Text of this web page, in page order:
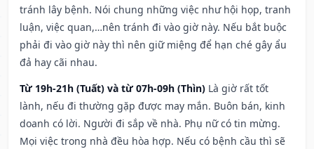
tránh lây bệnh. Nói chung những việc như hội họp, tranh
luận, việc quan,…nên tránh đi vào giờ này. Nếu bắt buộc
phải đi vào giờ này thì nên giữ miệng để hạn ché gây ẩu
đả hay cãi nhau.
Từ 19h-21h (Tuất) và từ 07h-09h (Thìn) Là giờ rất tốt
lành, nếu đi thường gặp được may mắn. Buôn bán, kinh
doanh có lời. Người đi sắp về nhà. Phụ nữ có tin mừng.
Mọi việc trong nhà đều hòa hợp. Nếu có bệnh cầu thì sẽ